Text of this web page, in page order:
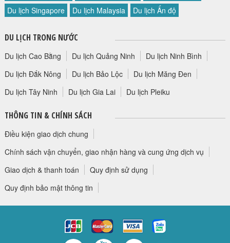
HỘP THƯ GÓP Ý
TUYỂN DỤNG
LIÊN HỆ
Du lịch Singapore
Du lịch Malaysia Du lịch Ấn độ
DU LỊCH TRONG NƯỚC
Du lịch Cao Bằng Du lịch Quảng Ninh
Du lịch Ninh Bình
Du lịch Đắk Nông
Du lịch Bảo Lộc
Du lịch Măng Đen
Du lịch Tây Ninh
Du lịch Gia Lai Du lịch Pleiku
THÔNG TIN & CHÍNH SÁCH
Điều kiện giao dịch chung
Chính sách vận chuyển, giao nhận hàng và cung ứng dịch vụ
Giao dịch & thanh toán
Quy định sử dụng
Quy định bảo mật thông tin